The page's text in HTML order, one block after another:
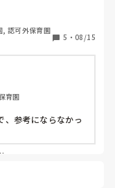
, 認可外保育園
5 ・ 08/15
育園
、参考にならなかっ
思います。